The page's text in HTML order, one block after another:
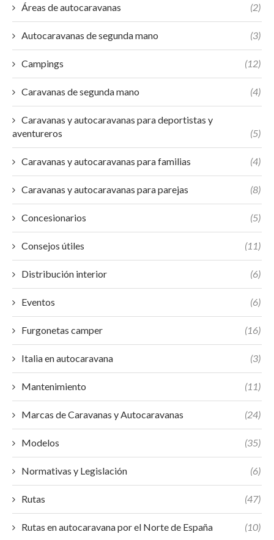
Áreas de autocaravanas (2)
Autocaravanas de segunda mano (3)
Campings (12)
Caravanas de segunda mano (4)
Caravanas y autocaravanas para deportistas y
aventureros
(5)
Caravanas y autocaravanas para familias (4)
Caravanas y autocaravanas para parejas (8)
Concesionarios (5)
Consejos útiles (11)
Distribución interior (6)
Eventos (6)
Furgonetas camper (16)
Italia en autocaravana (3)
Mantenimiento (11)
Marcas de Caravanas y Autocaravanas (24)
Modelos (35)
Normativas y Legislación (6)
Rutas (47)
Rutas en autocaravana por el Norte de España (10)